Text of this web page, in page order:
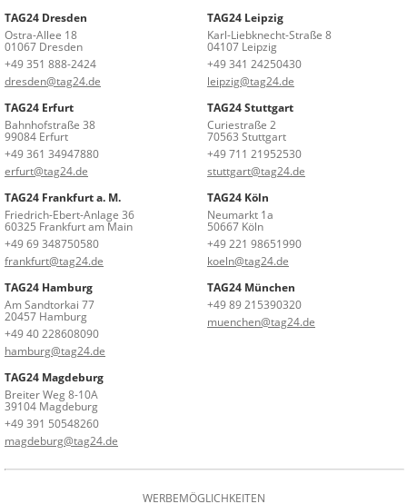
TAG24 Dresden
Ostra-Allee 18
01067 Dresden
+49 351 888-2424
dresden@tag24.de
TAG24 Leipzig
Karl-Liebknecht-Straße 8
04107 Leipzig
+49 341 24250430
leipzig@tag24.de
TAG24 Erfurt
Bahnhofstraße 38
99084 Erfurt
+49 361 34947880
erfurt@tag24.de
TAG24 Stuttgart
Curiestraße 2
70563 Stuttgart
+49 711 21952530
stuttgart@tag24.de
TAG24 Frankfurt a. M.
Friedrich-Ebert-Anlage 36
60325 Frankfurt am Main
+49 69 348750580
frankfurt@tag24.de
TAG24 Köln
Neumarkt 1a
50667 Köln
+49 221 98651990
koeln@tag24.de
TAG24 Hamburg
Am Sandtorkai 77
20457 Hamburg
+49 40 228608090
hamburg@tag24.de
TAG24 München
+49 89 215390320
muenchen@tag24.de
TAG24 Magdeburg
Breiter Weg 8-10A
39104 Magdeburg
+49 391 50548260
magdeburg@tag24.de
WERBEMÖGLICHKEITEN